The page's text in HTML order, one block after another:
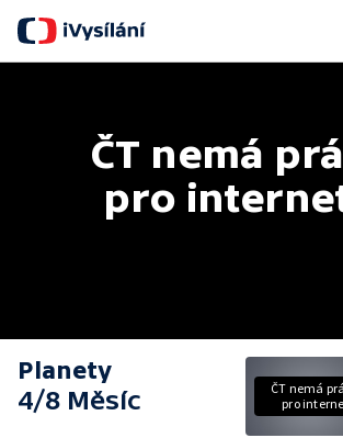
ČT nemá
pro
Planety
4/8 Měsíc
ČT nemá
pro